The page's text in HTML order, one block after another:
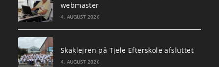
webmaster
4. AUGUST 2026
Skaklejren på Tjele Efterskole afsluttet
4. AUGUST 2026